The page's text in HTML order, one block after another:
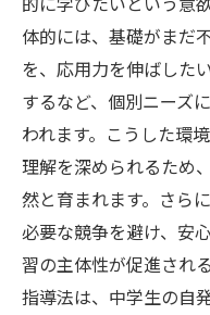
体的には、基礎がまだ
を、応用力を伸ばした
するなど、個別ニーズ
われます。こうした環
理解を深められるため
然と育まれます。さら
必要な競争を避け、安
習の主体性が促進され
指導法は、中学生の自